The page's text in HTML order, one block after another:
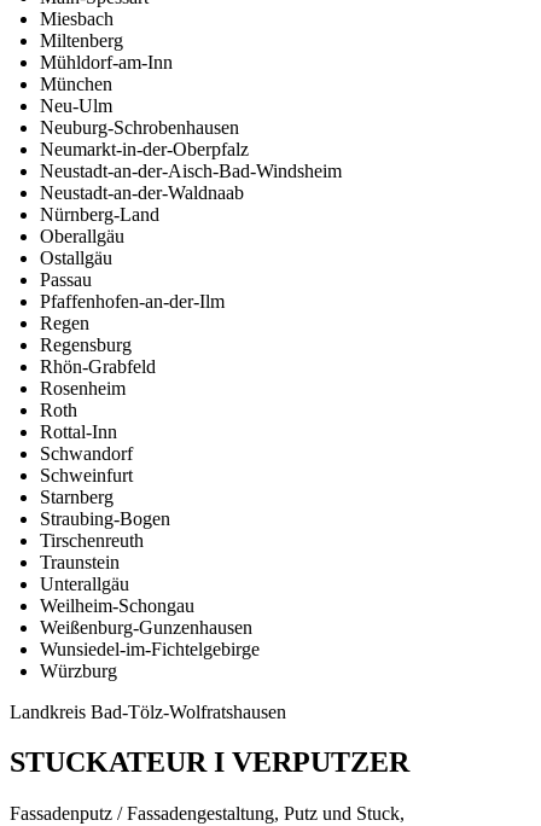
Miesbach
Miltenberg
Mühldorf-am-Inn
München
Neu-Ulm
Neuburg-Schrobenhausen
Neumarkt-in-der-Oberpfalz
Neustadt-an-der-Aisch-Bad-Windsheim
Neustadt-an-der-Waldnaab
Nürnberg-Land
Oberallgäu
Ostallgäu
Passau
Pfaffenhofen-an-der-Ilm
Regen
Regensburg
Rhön-Grabfeld
Rosenheim
Roth
Rottal-Inn
Schwandorf
Schweinfurt
Starnberg
Straubing-Bogen
Tirschenreuth
Traunstein
Unterallgäu
Weilheim-Schongau
Weißenburg-Gunzenhausen
Wunsiedel-im-Fichtelgebirge
Würzburg
Landkreis Bad-Tölz-Wolfratshausen
STUCKATEUR I VERPUTZER
Fassadenputz / Fassadengestaltung, Putz und Stuck,